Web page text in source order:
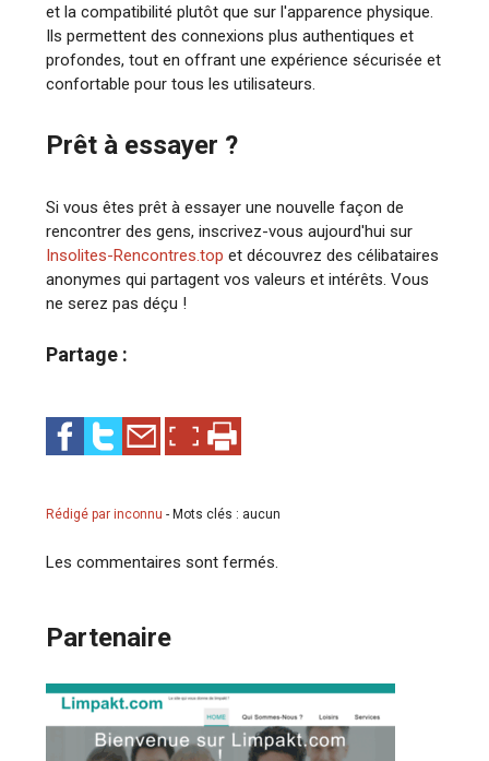
et la compatibilité plutôt que sur l'apparence physique.
Ils permettent des connexions plus authentiques et
profondes, tout en offrant une expérience sécurisée et
confortable pour tous les utilisateurs.
Prêt à essayer ?
Si vous êtes prêt à essayer une nouvelle façon de
rencontrer des gens, inscrivez-vous aujourd'hui sur
Insolites-Rencontres.top et découvrez des célibataires
anonymes qui partagent vos valeurs et intérêts. Vous
ne serez pas déçu !
Partage :
Rédigé par inconnu- Mots clés : aucun
Les commentaires sont fermés.
Partenaire